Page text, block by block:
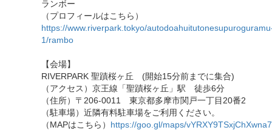
ランボー
（プロフィールはこちら）
https://www.riverpark.tokyo/
1/rambo
【会場】
RIVERPARK 聖蹟桜ヶ丘 (開始15分前までに集合)
（アクセス）京王線「聖蹟桜ヶ丘」駅 徒歩6分
（住所）〒206-0011 東京都多摩市関戸一丁目20番2
（駐車場）近隣有料駐車場をご利用ください。
（MAPはこちら） https://goo.gl/maps/vYRXY9TSxjChXwna7